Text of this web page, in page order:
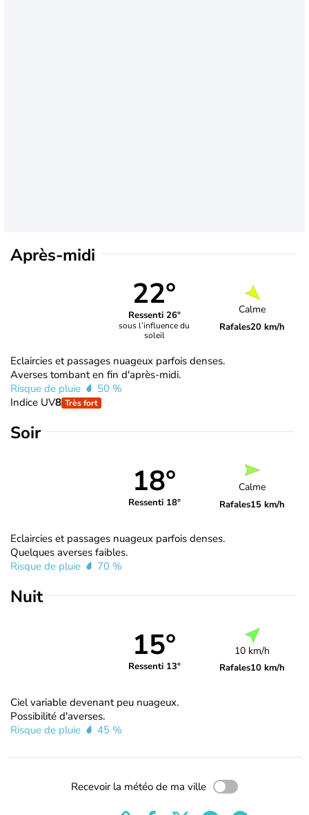
Après-midi
22°
Ressenti 26°
sous l’influence du
soleil
Calme
Rafales20 km/h
Eclaircies et passages nuageux parfois denses.
Averses tombant en fin d'après-midi.
Risque de pluie
50 %
Indice UV8 Très fort
Soir
18°
Ressenti 18°
Calme
Rafales15 km/h
Eclaircies et passages nuageux parfois denses.
Quelques averses faibles.
Risque de pluie
70 %
Nuit
15°
Ressenti 13°
10 km/h
Rafales10 km/h
Ciel variable devenant peu nuageux.
Possibilité d'averses.
Risque de pluie
45 %
Recevoir la météo de ma ville